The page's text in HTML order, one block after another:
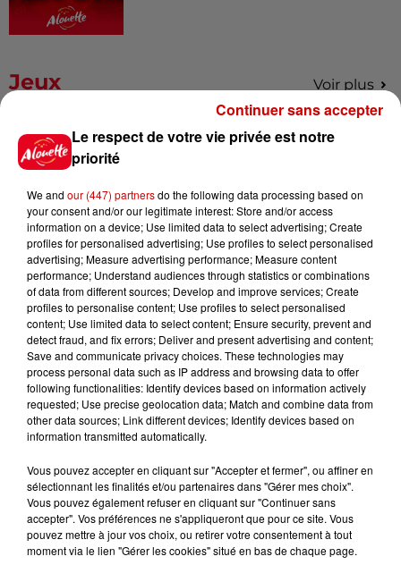
Jeux Voir plus
Gagnez vos places pour le
Festival du Roi Arthur 2026 !
Gagnez vos entrées pour le
Musée du Sport Automobile au
Mans !
Alouette vous invite à
Futuroscope Xperiences !
Le Duel - Gagnez votre balade
en jet ski !
Le respect de votre vie privée est notre
priorité
We and our (447) partnersdo the following data processing based on
your consent and/or our legitimate interest: Store and/or access
information on a device; Use limited data to select advertising; Create
profiles for personalised advertising; Use profiles to select personalised
advertising; Measure advertising performance; Measure content
performance; Understand audiences through statistics or combinations
of data from different sources; Develop and improve services; Create
profiles to personalise content; Use profiles to select personalised
content; Use limited data to select content; Ensure security, prevent and
detect fraud, and fix errors; Deliver and present advertising and content;
Save and communicate privacy choices. These technologies may
process personal data such as IP address and browsing data to offer
following functionalities: Identify devices based on information actively
requested; Use precise geolocation data; Match and combine data from
other data sources; Link different devices; Identify devices based on
information transmitted automatically.
Vous pouvez accepter en cliquant sur "Accepter et fermer", ou affiner en
sélectionnant les finalités et/ou partenaires dans "Gérer mes choix".
Vous pouvez également refuser en cliquant sur "Continuer sans
accepter". Vos préférences ne s'appliqueront que pour ce site. Vous
pouvez mettre à jour vos choix, ou retirer votre consentement à tout
moment via le lien "Gérer les cookies" situé en bas de chaque page.
Continuer sans accepter